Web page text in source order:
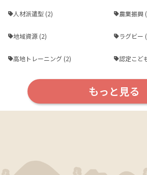
人材派遣型 (2) 農業振興
地域資源 (2) ラグビー
高地トレーニング (2) 認定こど
もっと見る